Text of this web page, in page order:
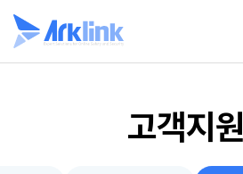
고객지원